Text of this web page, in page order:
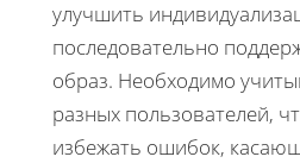
улучшить
последовательно
образ. Необходимо
разных пользователей,
избежать ошибок,